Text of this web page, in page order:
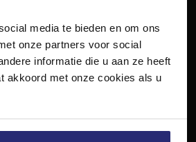
media te bieden en om ons
onze partners voor social
informatie die u aan ze heeft
akkoord met onze cookies als u
Turfmarkt 32 zwart
2011 CB Haarlem